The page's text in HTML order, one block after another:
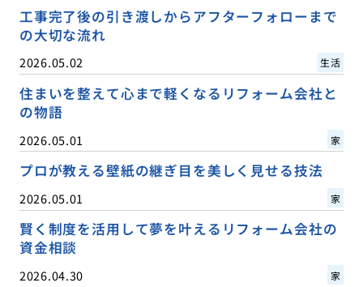
工事完了後の引き渡しからアフターフォローまで
の大切な流れ
2026.05.02 生活
住まいを整えて心まで軽くなるリフォーム会社と
の物語
2026.05.01 家
プロが教える壁紙の継ぎ目を美しく見せる技法
2026.05.01 家
賢く制度を活用して夢を叶えるリフォーム会社の
資金相談
2026.04.30 家